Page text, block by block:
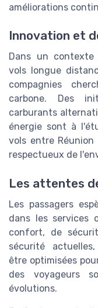
améliorations
Innovation et
Dans un
vols longue
compagnies
carbone. Des
carburants
énergie sont à
vols entre
respectueux de
Les attentes
Les passagers
dans les services
confort, de
sécurité
être optimisées
des voyageurs
évolutions.